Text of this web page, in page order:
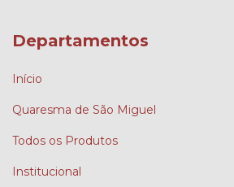
Departamentos
Início
Quaresma de São Miguel
Todos os Produtos
Institucional